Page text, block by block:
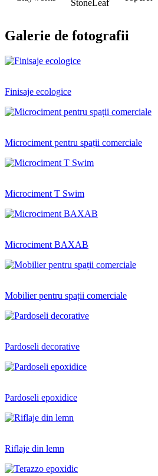
Galerie de fotografii
Finisaje ecologice
Microciment pentru spații comerciale
Microciment T Swim
Microciment BAXAB
Mobilier pentru spații comerciale
Pardoseli decorative
Pardoseli epoxidice
Riflaje din lemn